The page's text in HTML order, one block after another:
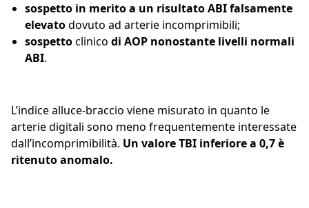
sospetto in merito a un risultato ABI falsamente
elevatodovuto ad arterie incomprimibili;
sospettoclinico di AOP nonostante livelli normali
ABI.
L’indice alluce-braccio viene misurato in quanto le
arterie digitali sono meno frequentemente interessate
dall’incomprimibilità. Un valore TBI inferiore a 0,7 è
ritenuto anomalo.